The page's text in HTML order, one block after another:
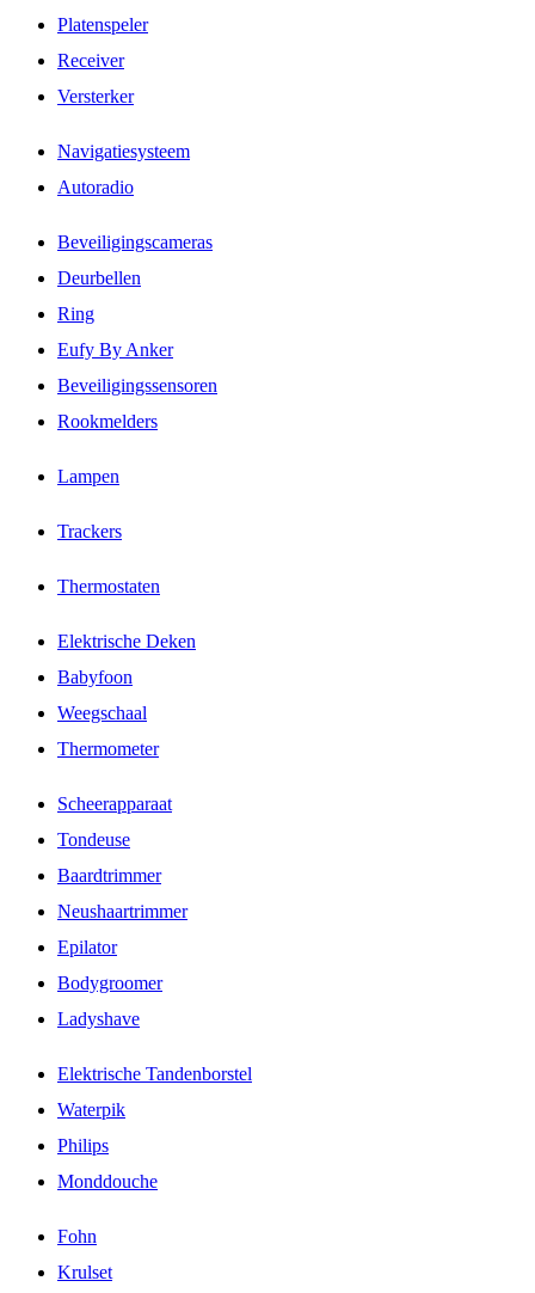
Platenspeler
Receiver
Versterker
Navigatiesysteem
Autoradio
Beveiligingscameras
Deurbellen
Ring
Eufy By Anker
Beveiligingssensoren
Rookmelders
Lampen
Trackers
Thermostaten
Elektrische Deken
Babyfoon
Weegschaal
Thermometer
Scheerapparaat
Tondeuse
Baardtrimmer
Neushaartrimmer
Epilator
Bodygroomer
Ladyshave
Elektrische Tandenborstel
Waterpik
Philips
Monddouche
Fohn
Krulset